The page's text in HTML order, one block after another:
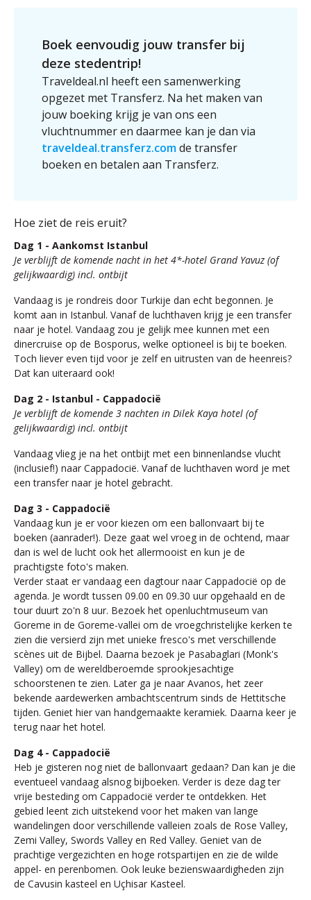
Boek eenvoudig jouw transfer bij
deze stedentrip!
Traveldeal.nl heeft een samenwerking
opgezet met Transferz. Na het maken van
jouw boeking krijg je van ons een
vluchtnummer en daarmee kan je dan via
traveldeal.transferz.comde transfer
boeken en betalen aan Transferz.
Hoe ziet de reis eruit?
Dag 1 - Aankomst Istanbul
Je verblijft de komende nacht in het 4*-hotel Grand Yavuz (of
gelijkwaardig) incl. ontbijt
Vandaag is je rondreis door Turkije dan echt begonnen. Je
komt aan in Istanbul. Vanaf de luchthaven krijg je een transfer
naar je hotel. Vandaag zou je gelijk mee kunnen met een
dinercruise op de Bosporus, welke optioneel is bij te boeken.
Toch liever even tijd voor je zelf en uitrusten van de heenreis?
Dat kan uiteraard ook!
Dag 2 - Istanbul - Cappadocië
Je verblijft de komende 3 nachten in Dilek Kaya hotel (of
gelijkwaardig) incl. ontbijt
Vandaag vlieg je na het ontbijt met een binnenlandse vlucht
(inclusief!) naar Cappadocië. Vanaf de luchthaven word je met
een transfer naar je hotel gebracht.
Dag 3 - Cappadocië
Vandaag kun je er voor kiezen om een ballonvaart bij te
boeken (aanrader!). Deze gaat wel vroeg in de ochtend, maar
dan is wel de lucht ook het allermooist en kun je de
prachtigste foto's maken.
Verder staat er vandaag een dagtour naar Cappadocië op de
agenda. Je wordt tussen 09.00 en 09.30 uur opgehaald en de
tour duurt zo'n 8 uur. Bezoek het openluchtmuseum van
Goreme in de Goreme-vallei om de vroegchristelijke kerken te
zien die versierd zijn met unieke fresco's met verschillende
scènes uit de Bijbel. Daarna bezoek je Pasabaglari (Monk's
Valley) om de wereldberoemde sprookjesachtige
schoorstenen te zien. Later ga je naar Avanos, het zeer
bekende aardewerken ambachtscentrum sinds de Hettitsche
tijden. Geniet hier van handgemaakte keramiek. Daarna keer je
terug naar het hotel.
Dag 4 - Cappadocië
Heb je gisteren nog niet de ballonvaart gedaan? Dan kan je die
eventueel vandaag alsnog bijboeken. Verder is deze dag ter
vrije besteding om Cappadocië verder te ontdekken. Het
gebied leent zich uitstekend voor het maken van lange
wandelingen door verschillende valleien zoals de Rose Valley,
Zemi Valley, Swords Valley en Red Valley. Geniet van de
prachtige vergezichten en hoge rotspartijen en zie de wilde
appel- en perenbomen. Ook leuke bezienswaardigheden zijn
de Cavusin kasteel en Uçhisar Kasteel.